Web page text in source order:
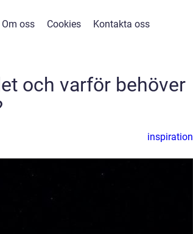
Om oss Cookies Kontakta oss
och varför behöver
inspiration